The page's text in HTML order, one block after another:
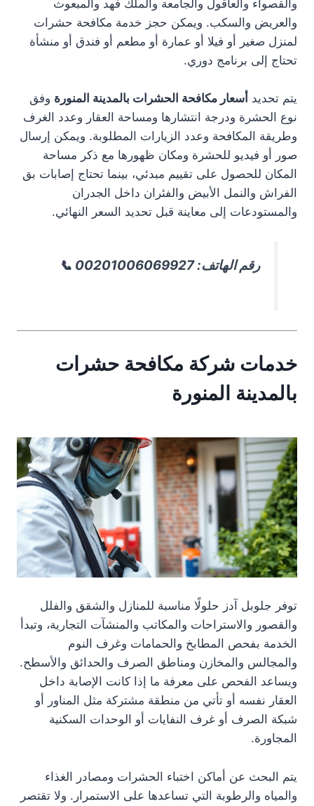
والقصواء والعاقول والجامعة والملك فهد والمبعوث
والعريض والسكب. ويمكن حجز خدمة مكافحة حشرات
لمنزل صغير أو فيلا أو عمارة أو مطعم أو فندق أو منشأة
تحتاج إلى برنامج دوري.
يتم تحديد أسعار مكافحة الحشرات بالمدينة المنورة وفق
نوع الحشرة ودرجة انتشارها ومساحة العقار وعدد الغرف
وطريقة المكافحة وعدد الزيارات المطلوبة. ويمكن إرسال
صور أو فيديو للحشرة ومكان ظهورها مع ذكر مساحة
المكان للحصول على تقييم مبدئي، بينما تحتاج إصابات بق
الفراش والنمل الأبيض والفئران داخل الجدران
والمستودعات إلى معاينة قبل تحديد السعر النهائي.
رقم الهاتف: 00201006069927 📞
خدمات شركة مكافحة حشرات
بالمدينة المنورة
توفر جلوبل آدز حلولًا مناسبة للمنازل والشقق والفلل
والقصور والاستراحات والمكاتب والمنشآت التجارية، وتبدأ
الخدمة بفحص المطابخ والحمامات وغرف النوم
والمجالس والمخازن ومناطق الصرف والحدائق والأسطح.
ويساعد الفحص على معرفة ما إذا كانت الإصابة داخل
العقار نفسه أو تأتي من منطقة مشتركة مثل المناور أو
شبكة الصرف أو غرف النفايات أو الوحدات السكنية
المجاورة.
يتم البحث عن أماكن اختباء الحشرات ومصادر الغذاء
والمياه والرطوبة التي تساعدها على الاستمرار. ولا تقتصر